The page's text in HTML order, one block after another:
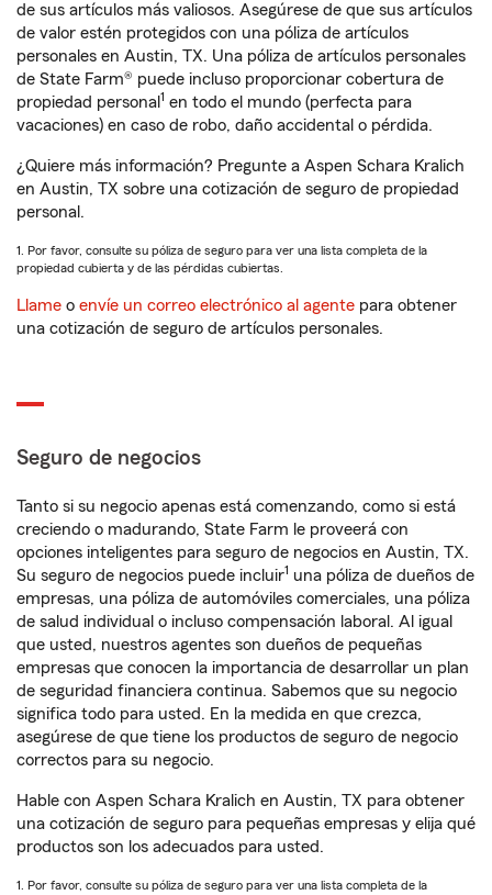
de sus artículos más valiosos. Asegúrese de que sus artículos
de valor estén protegidos con una póliza de artículos
personales en Austin, TX. Una póliza de artículos personales
de State Farm® puede incluso proporcionar cobertura de
propiedad personal 1 en todo el mundo (perfecta para
vacaciones) en caso de robo, daño accidental o pérdida.
¿Quiere más información? Pregunte a Aspen Schara Kralich
en Austin, TX sobre una cotización de seguro de propiedad
personal.
1. Por favor, consulte su póliza de seguro para ver una lista completa de la
propiedad cubierta y de las pérdidas cubiertas.
Llame o envíe un correo electrónico al agente para obtener
una cotización de seguro de artículos personales.
Seguro de negocios
Tanto si su negocio apenas está comenzando, como si está
creciendo o madurando, State Farm le proveerá con
opciones inteligentes para seguro de negocios en Austin, TX.
Su seguro de negocios puede incluir1 una póliza de dueños de
empresas, una póliza de automóviles comerciales, una póliza
de salud individual o incluso compensación laboral. Al igual
que usted, nuestros agentes son dueños de pequeñas
empresas que conocen la importancia de desarrollar un plan
de seguridad financiera continua. Sabemos que su negocio
significa todo para usted. En la medida en que crezca,
asegúrese de que tiene los productos de seguro de negocio
correctos para su negocio.
Hable con Aspen Schara Kralich en Austin, TX para obtener
una cotización de seguro para pequeñas empresas y elija qué
productos son los adecuados para usted.
1. Por favor, consulte su póliza de seguro para ver una lista completa de la